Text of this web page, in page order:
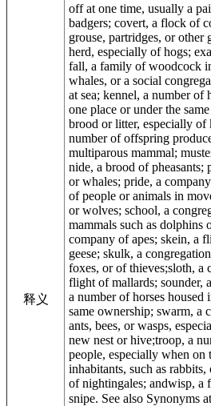
释义
off at one time, usually a
badgers; covert, a flock of
grouse, partridges, or
herd, especially of hogs;
fall, a family of woodcock
whales, or a social
at sea; kennel, a number of
one place or under the
brood or litter, especially of
number of offspring
multiparous mammal;
nide, a brood of pheasants;
or whales; pride, a
of people or animals in
or wolves; school, a
mammals such as dolphins
company of apes; skein, a
geese; skulk, a
foxes, or of thieves;sloth, a
flight of mallards; sounder,
a number of horses housed
same ownership; swarm, a
ants, bees, or wasps,
new nest or hive;troop, a
people, especially when on
inhabitants, such as
of nightingales; andwisp, a
snipe. See also Synonyms